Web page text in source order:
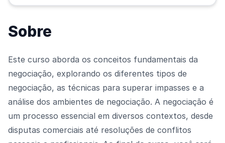
Sobre
Este curso aborda os conceitos fundamentais da
negociação, explorando os diferentes tipos de
negociação, as técnicas para superar impasses e a
análise dos ambientes de negociação. A negociação é
um processo essencial em diversos contextos, desde
disputas comerciais até resoluções de conflitos